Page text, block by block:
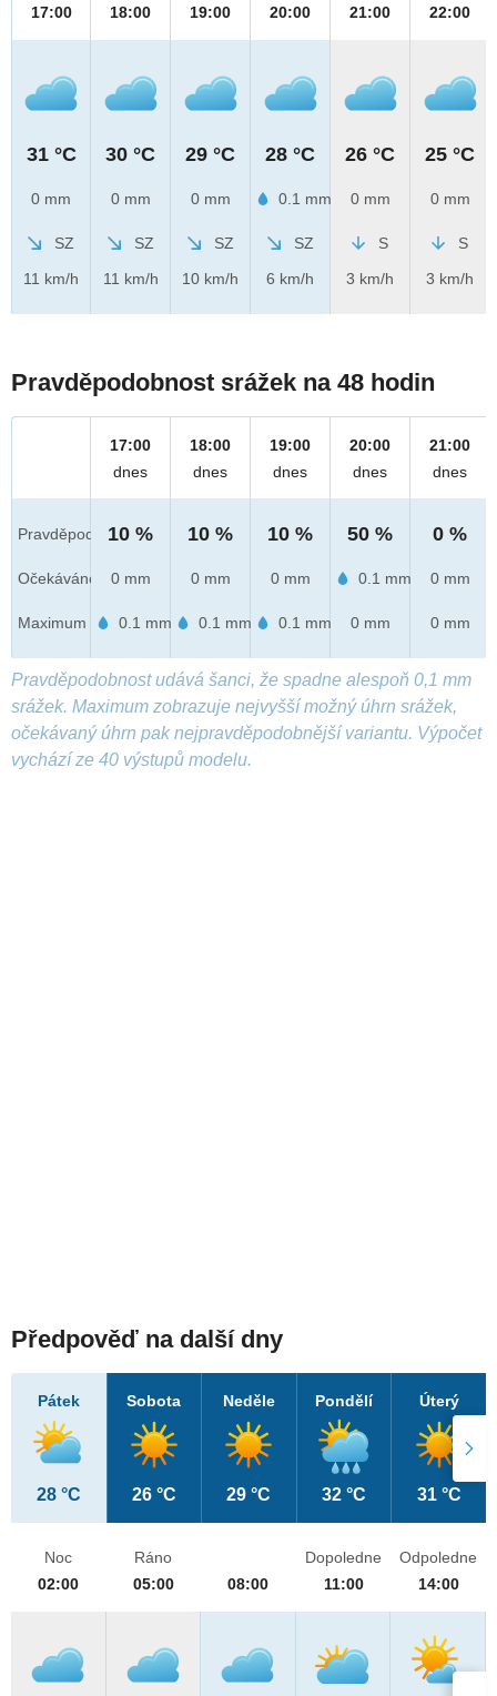
17:00
31 °C
0 mm
SZ
11 km/h
18:00
30 °C
0 mm
SZ
11 km/h
19:00
29 °C
0 mm
SZ
10 km/h
20:00
28 °C
0.1 mm
SZ
6 km/h
21:00
26 °C
0 mm
S
3 km/h
22:00
25 °C
0 mm
S
3 km/h
Pravděpodobnost srážek na 48 hodin
Pravděpod.
Očekáváno
Maximum
17:00
dnes
10 %
0 mm
0.1 mm
18:00
dnes
10 %
0 mm
0.1 mm
19:00
dnes
10 %
0 mm
0.1 mm
20:00
dnes
50 %
0.1 mm
0 mm
21:00
dnes
0 %
0 mm
0 mm
Pravděpodobnost udává šanci, že spadne alespoň 0,1 mm
srážek. Maximum zobrazuje nejvyšší možný úhrn srážek,
očekávaný úhrn pak nejpravděpodobnější variantu. Výpočet
vychází ze 40 výstupů modelu.
Předpověď na další dny
Pátek
28 °C
Sobota
26 °C
Neděle
29 °C
Pondělí
32 °C
Úterý
31 °C
Noc
02:00
Ráno
05:00
08:00
Dopoledne
11:00
Odpoledne
14:00